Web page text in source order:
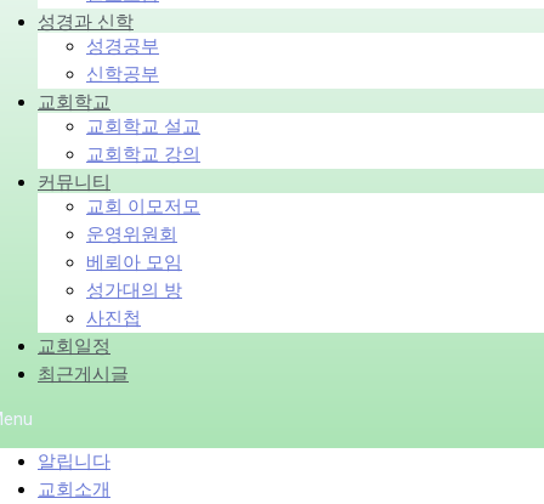
성경과 신학
성경공부
신학공부
교회학교
교회학교 설교
교회학교 강의
커뮤니티
교회 이모저모
운영위원회
베뢰아 모임
성가대의 방
사진첩
교회일정
최근게시글
알립니다
교회소개